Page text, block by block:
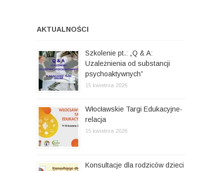
AKTUALNOŚCI
Szkolenie pt.: „Q & A:
Uzależnienia od substancji
psychoaktywnych”
15 kwietnia 2026
Włocławskie Targi Edukacyjne-
relacja
15 kwietnia 2026
Konsultacje dla rodziców dzieci